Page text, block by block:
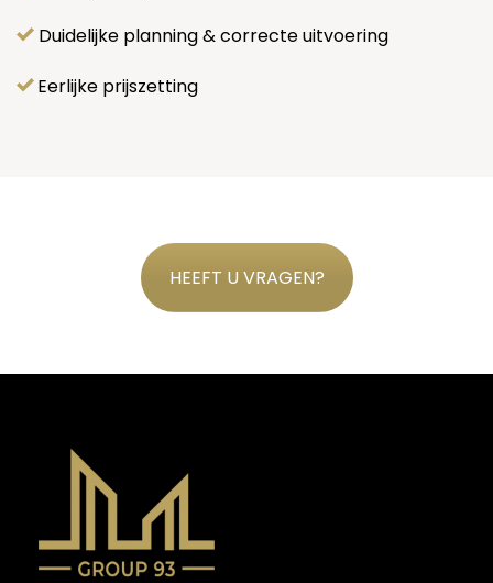
Duidelijke planning & correcte uitvoering
Eerlijke prijszetting
HEEFT U VRAGEN?